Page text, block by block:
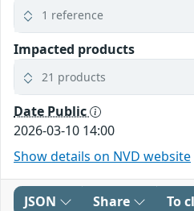
1 reference
Impacted products
21 products
Date Public
2026-03-10 14:00
Show details on NVD website
JSON Share To